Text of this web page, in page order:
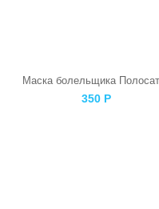
Маска болельщика
350 Р